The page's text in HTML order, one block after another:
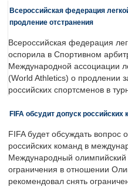
Всероссийская федерация
продление отстранения
Всероссийская федерация
оспорила в Спортивном
Международной ассоциации
(World Athletics) о продлении
российских спортсменов в
FIFA обсудит допуск
FIFA будет обсуждать вопрос
российских команд в
Международный
ограничения в отношении
рекомендовал снять